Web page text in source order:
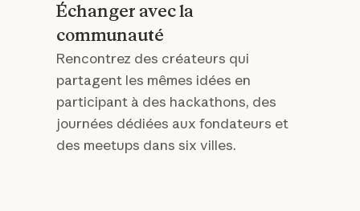
Échanger avec la
communauté
Rencontrez des créateurs qui
partagent les mêmes idées en
participant à des hackathons, des
journées dédiées aux fondateurs et
des meetups dans six villes.